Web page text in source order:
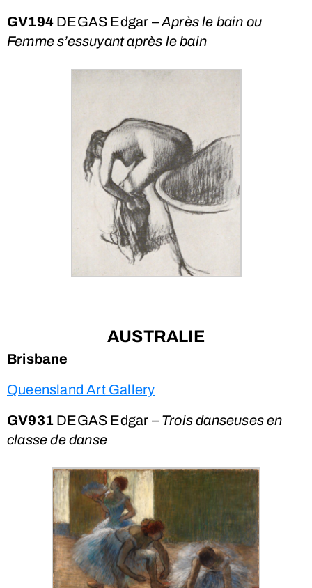
GV194 DEGAS Edgar –Après le bain ou
Femme s’essuyant après le bain
AUSTRALIE
Brisbane
Queensland Art Gallery
GV931 DEGAS Edgar –Trois danseuses en
classe de danse